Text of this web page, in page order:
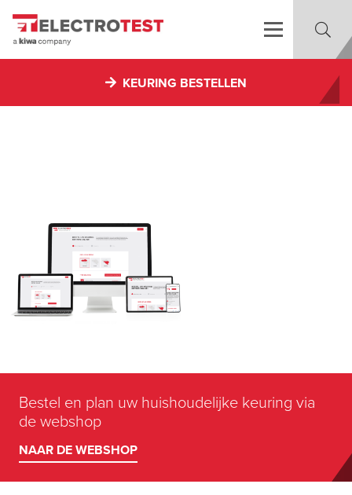
KEURING BESTELLEN
Bestel en plan uw huishoudelijke keuring via
de webshop
NAAR DE WEBSHOP